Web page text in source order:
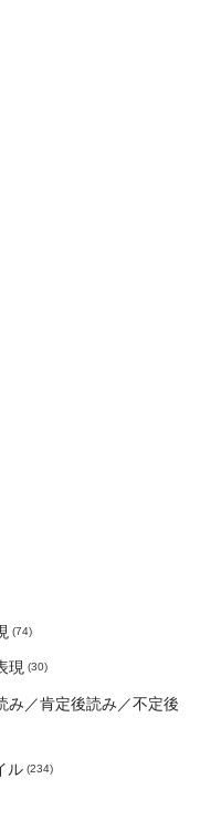
(74)
現 (30)
み／肯定後読み／不定後
ル (234)